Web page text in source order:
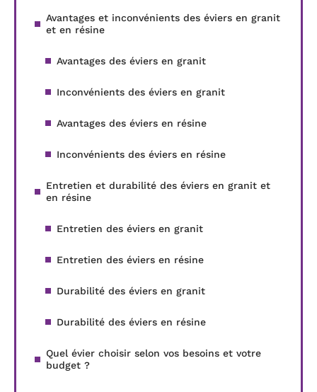
Avantages et inconvénients des éviers en granit
et en résine
Avantages des éviers en granit
Inconvénients des éviers en granit
Avantages des éviers en résine
Inconvénients des éviers en résine
Entretien et durabilité des éviers en granit et
en résine
Entretien des éviers en granit
Entretien des éviers en résine
Durabilité des éviers en granit
Durabilité des éviers en résine
Quel évier choisir selon vos besoins et votre
budget ?